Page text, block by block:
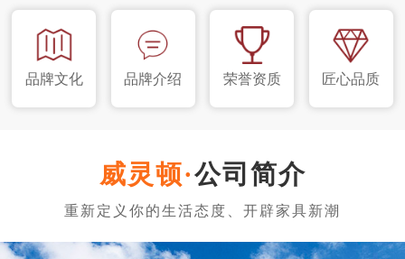
品牌文化 品牌介绍 荣誉资质 匠心品质
公司简介